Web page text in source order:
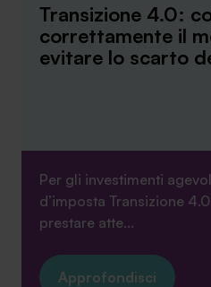
Transizione 4.0:
correttamente il
evitare lo scarto
Per gli investimenti
d’imposta Transizione
prestare atte...
Approfondisci